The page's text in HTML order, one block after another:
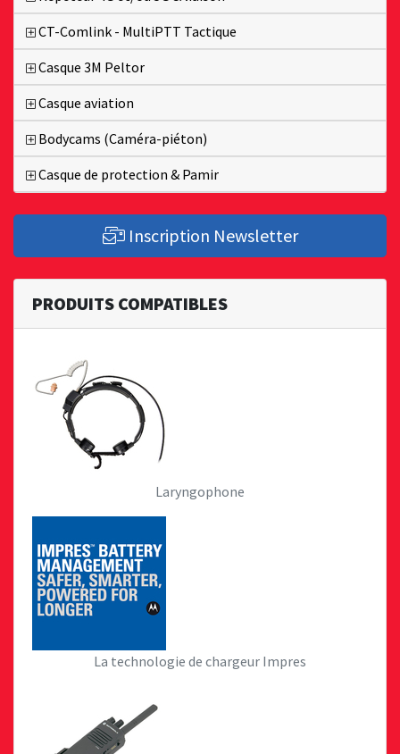
CT-Comlink - MultiPTT Tactique
Casque 3M Peltor
Casque aviation
Bodycams (Caméra-piéton)
Casque de protection & Pamir
Inscription Newsletter
PRODUITS COMPATIBLES
Laryngophone
La technologie de chargeur Impres